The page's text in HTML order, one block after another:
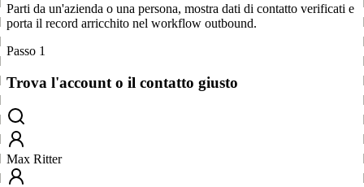
Parti da un'azienda o una persona, mostra dati di contatto verificati e
porta il record arricchito nel workflow outbound.
Passo 1
Trova l'account o il contatto giusto
Max Ritter